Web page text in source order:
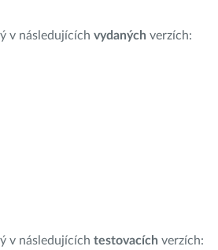
v následujících vydaných verzích:
v následujících testovacích verzích: